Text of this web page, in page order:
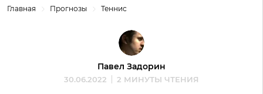
Главная Прогнозы Теннис
Павел Задорин
30.06.2022 2 МИНУТЫ ЧТЕНИЯ